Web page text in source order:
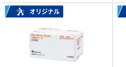
オリジナル